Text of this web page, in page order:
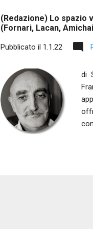
(Redazione) Lo spazio
(Fornari, Lacan,
Pubblicato il 1.1.22
di